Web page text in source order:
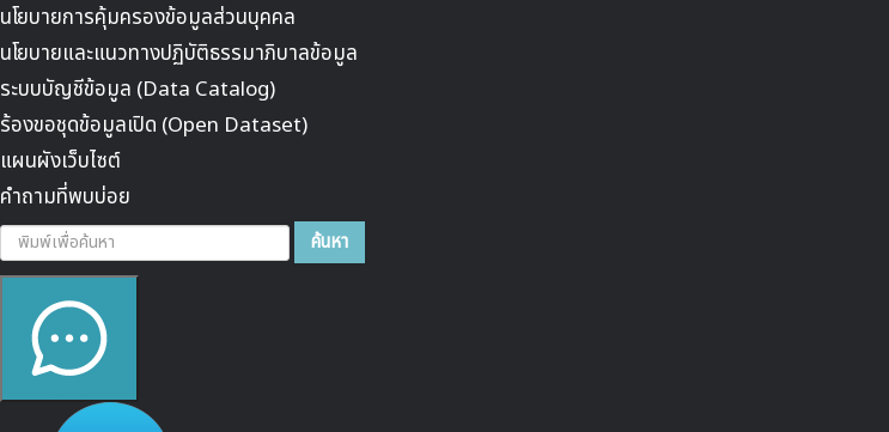
นโยบายการคุ้มครองข้อมูลส่วนบุคคล
นโยบายและแนวทางปฏิบัติธรรมาภิบาลข้อมูล
ระบบบัญชีข้อมูล (Data Catalog)
ร้องขอชุดข้อมูลเปิด (Open Dataset)
แผนผังเว็บไซต์
คำถามที่พบบ่อย
ค้นหา... ค้นหา